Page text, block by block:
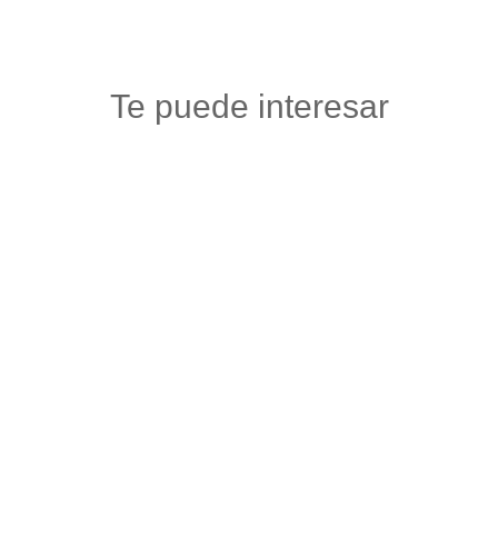
Te puede interesar